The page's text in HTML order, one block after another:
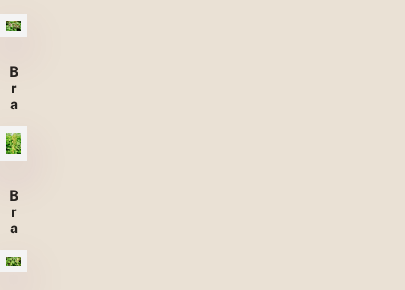
B
r
a
m
B
r
a
d
n